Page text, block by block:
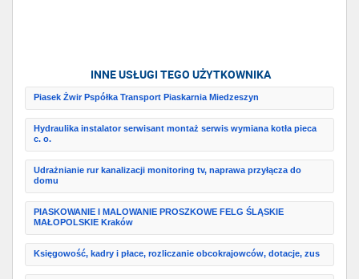
INNE USŁUGI TEGO UŻYTKOWNIKA
Piasek Żwir Pspółka Transport Piaskarnia Miedzeszyn
Hydraulika instalator serwisant montaż serwis wymiana kotła pieca
c. o.
Udrażnianie rur kanalizacji monitoring tv, naprawa przyłącza do
domu
PIASKOWANIE I MALOWANIE PROSZKOWE FELG ŚLĄSKIE
MAŁOPOLSKIE Kraków
Księgowość, kadry i płace, rozliczanie obcokrajowców, dotacje, zus